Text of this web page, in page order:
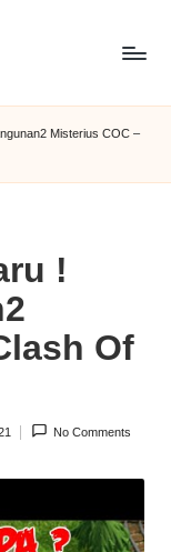
Misterius COC –
!
Of
No Comments